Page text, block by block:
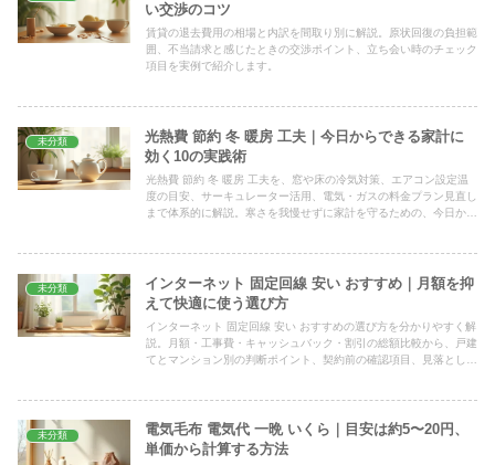
い交渉のコツ
賃貸の退去費用の相場と内訳を間取り別に解説。原状回復の負担範
囲、不当請求と感じたときの交渉ポイント、立ち会い時のチェック
項目を実例で紹介します。
未分類
光熱費 節約 冬 暖房 工夫｜今日からできる家計に
効く10の実践術
光熱費 節約 冬 暖房 工夫を、窓や床の冷気対策、エアコン設定温
度の目安、サーキュレーター活用、電気・ガスの料金プラン見直し
まで体系的に解説。寒さを我慢せずに家計を守るための、今日から
未分類
インターネット 固定回線 安い おすすめ｜月額を抑
えて快適に使う選び方
インターネット 固定回線 安い おすすめの選び方を分かりやすく解
説。月額・工事費・キャッシュバック・割引の総額比較から、戸建
てとマンション別の判断ポイント、契約前の確認項目、見落としが
未分類
電気毛布 電気代 一晩 いくら｜目安は約5〜20円、
単価から計算する方法